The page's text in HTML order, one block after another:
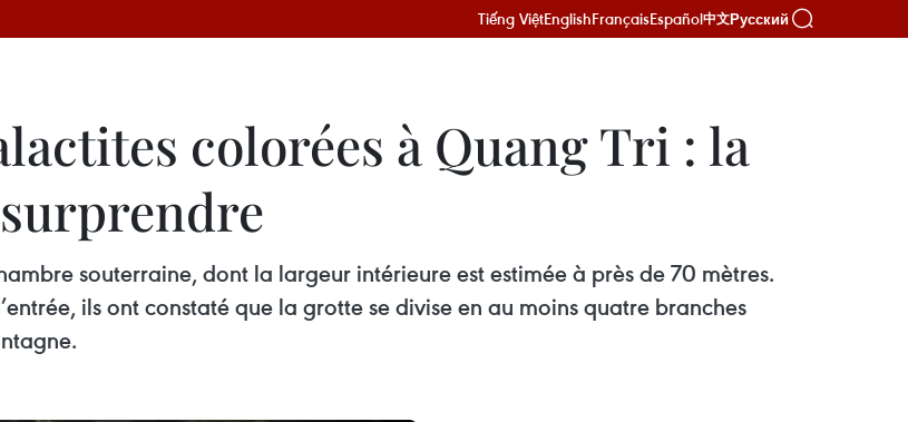
Tiếng ViệtEnglishFrançaisEspañol中文Русский
colorées à Quang Tri : la
souterraine, dont la largeur intérieure est estimée à près de 70 mètres.
ils ont constaté que la grotte se divise en au moins quatre branches